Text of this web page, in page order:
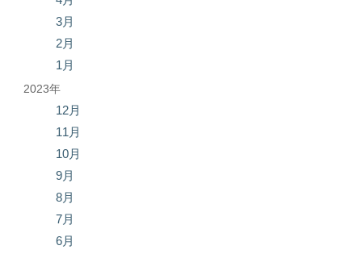
3月
2月
1月
2023年
12月
11月
10月
9月
8月
7月
6月